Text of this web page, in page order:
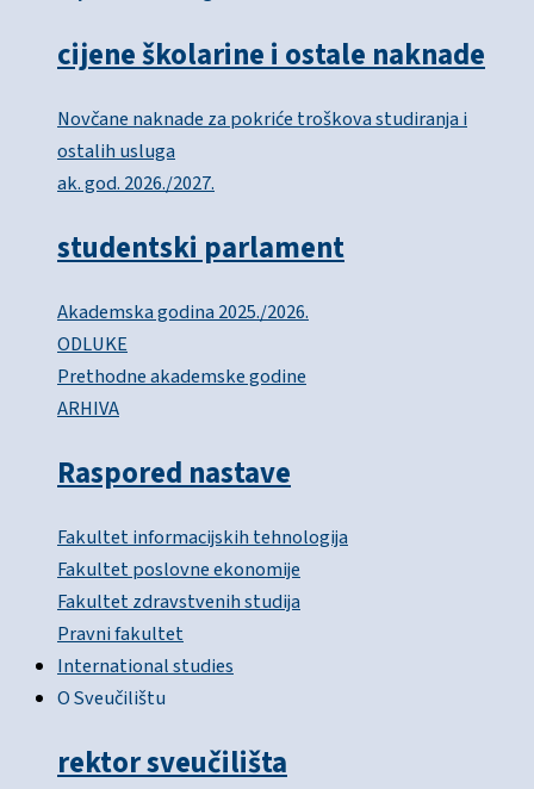
cijene školarine i ostale naknade
Novčane naknade za pokriće troškova studiranja i
ostalih usluga
ak. god. 2026./2027.
studentski parlament
Akademska godina 2025./2026.
ODLUKE
Prethodne akademske godine
ARHIVA
Raspored nastave
Fakultet informacijskih tehnologija
Fakultet poslovne ekonomije
Fakultet zdravstvenih studija
Pravni fakultet
International studies
O Sveučilištu
rektor sveučilišta